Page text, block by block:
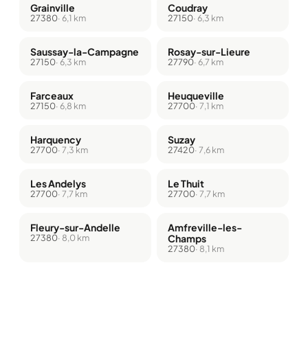
Grainville
27380· 6,1 km
Coudray
27150· 6,3 km
Saussay-la-Campagne
27150· 6,3 km
Rosay-sur-Lieure
27790· 6,7 km
Farceaux
27150· 6,8 km
Heuqueville
27700· 7,1 km
Harquency
27700· 7,3 km
Suzay
27420· 7,6 km
Les Andelys
27700· 7,7 km
Le Thuit
27700· 7,7 km
Fleury-sur-Andelle
27380· 8,0 km
Amfreville-les-
Champs
27380· 8,1 km